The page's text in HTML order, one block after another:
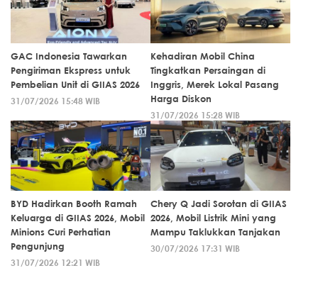
GAC Indonesia Tawarkan
Pengiriman Ekspress untuk
Pembelian Unit di GIIAS 2026
31/07/2026 15:48 WIB
Kehadiran Mobil China
Tingkatkan Persaingan di
Inggris, Merek Lokal Pasang
Harga Diskon
31/07/2026 15:28 WIB
BYD Hadirkan Booth Ramah
Keluarga di GIIAS 2026, Mobil
Minions Curi Perhatian
Pengunjung
31/07/2026 12:21 WIB
Chery Q Jadi Sorotan di GIIAS
2026, Mobil Listrik Mini yang
Mampu Taklukkan Tanjakan
30/07/2026 17:31 WIB